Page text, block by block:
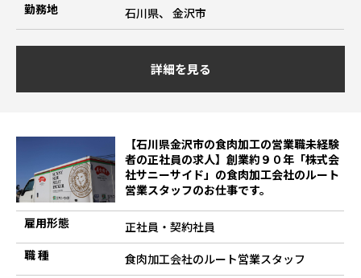
勤務地
石川県、 金沢市
詳細を見る
【石川県金沢市の食肉加工の営業職未経験
者の正社員の求人】創業約９０年「株式会
社サニーサイド」の食肉加工会社のルート
営業スタッフのお仕事です。
雇用形態
正社員・契約社員
職 種
食肉加工会社のルート営業スタッフ